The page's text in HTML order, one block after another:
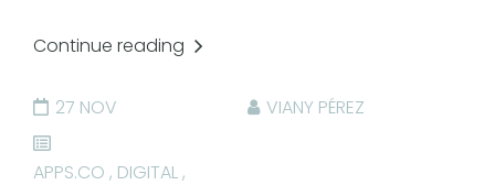
Continue reading
27 NOV VIANY PÉREZ
APPS.CO , DIGITAL,